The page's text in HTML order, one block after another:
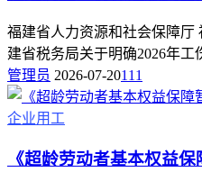
福建省人力资源和社会保障厅
建省税务局关于明确2026年
管理员 2026-07-20111
企业用工
《超龄劳动者基本权益